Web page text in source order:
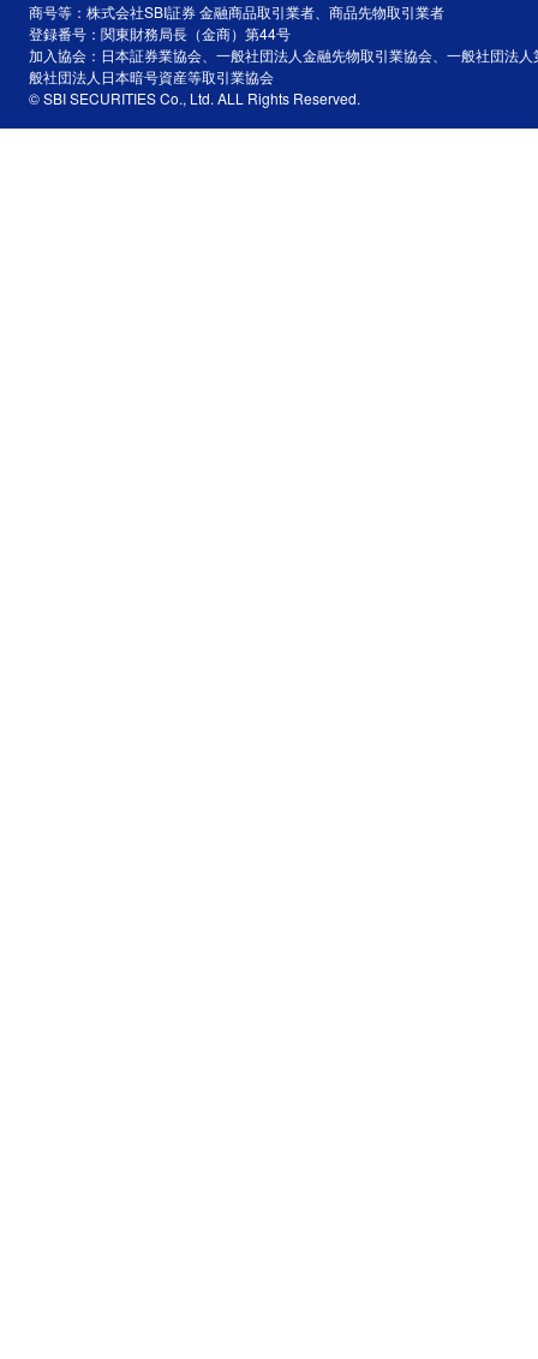
商号等：株式会社SBI証券 金融商品取引業者、商品先物取引業者
登録番号：関東財務局長（金商）第44号
加入協会：日本証券業協会、一般社団法人金融先物取引業協会、一般社団法
般社団法人日本暗号資産等取引業協会
© SBI SECURITIES Co., Ltd. ALL Rights Reserved.